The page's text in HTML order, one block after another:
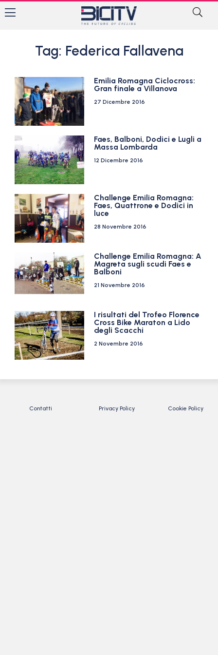
Tag: Federica Fallavena
Emilia Romagna Ciclocross:
Gran finale a Villanova
27 Dicembre 2016
Faes, Balboni, Dodici e Lugli a
Massa Lombarda
12 Dicembre 2016
Challenge Emilia Romagna:
Faes, Quattrone e Dodici in
luce
28 Novembre 2016
Challenge Emilia Romagna: A
Magreta sugli scudi Faes e
Balboni
21 Novembre 2016
I risultati del Trofeo Florence
Cross Bike Maraton a Lido
degli Scacchi
2 Novembre 2016
Contatti Privacy Policy Cookie Policy